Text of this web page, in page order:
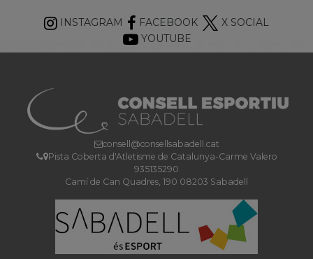
INSTAGRAM FACEBOOK
X SOCIAL
YOUTUBE
consell@consellsabadell.cat
Pista Coberta d'Atletisme de Catalunya-Carme Valero
935135290
Camí de Can Quadres, 190 08203 Sabadell